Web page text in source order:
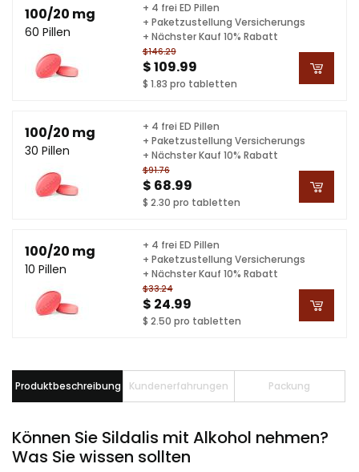
100/20 mg
60 Pillen
$146.29
$ 109.99
$ 1.83 pro tabletten
+ 4 frei ED Pillen
+ Paketzustellung Versicherungs
+ Nächster Kauf 10% Rabatt
100/20 mg
30 Pillen
$91.76
$ 68.99
$ 2.30 pro tabletten
+ 4 frei ED Pillen
+ Paketzustellung Versicherungs
+ Nächster Kauf 10% Rabatt
100/20 mg
10 Pillen
$33.24
$ 24.99
$ 2.50 pro tabletten
+ 4 frei ED Pillen
+ Paketzustellung Versicherungs
+ Nächster Kauf 10% Rabatt
Produktbeschreibung Kundenerfahrungen Packung
Können Sie Sildalis mit Alkohol nehmen?
Was Sie wissen sollten